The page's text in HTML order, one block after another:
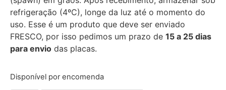
refrigeração (4ºC), longe da luz até o momento do
uso. Esse é um produto que deve ser enviado
FRESCO, por isso pedimos um prazo de 15 a 25 dias
para envio das placas.
Disponível por encomenda